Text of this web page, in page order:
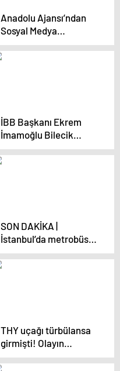
Anadolu Ajansı’ndan
Sosyal Medya
İnisiyatifi: Etik Kodlar
ve Medya Düzeni
İBB Başkanı Ekrem
İmamoğlu Bilecik
Belediyesi’ni Ziyaret
Etti
SON DAKİKA |
İstanbul’da metrobüs
yangını! İşte olay
yerinden ilk görüntüler
THY uçağı türbülansa
girmişti! Olayın
ardından kaydedilen
görüntüler tüyler